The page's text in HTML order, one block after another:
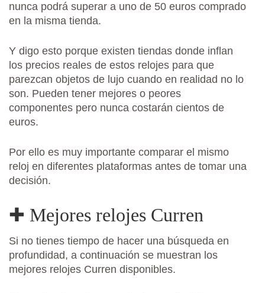
nunca podrá superar a uno de 50 euros comprado
en la misma tienda.
Y digo esto porque existen tiendas donde inflan
los precios reales de estos relojes para que
parezcan objetos de lujo cuando en realidad no lo
son. Pueden tener mejores o peores
componentes pero nunca costarán cientos de
euros.
Por ello es muy importante comparar el mismo
reloj en diferentes plataformas antes de tomar una
decisión.
✚ Mejores relojes Curren
Si no tienes tiempo de hacer una búsqueda en
profundidad, a continuación se muestran los
mejores relojes Curren disponibles.